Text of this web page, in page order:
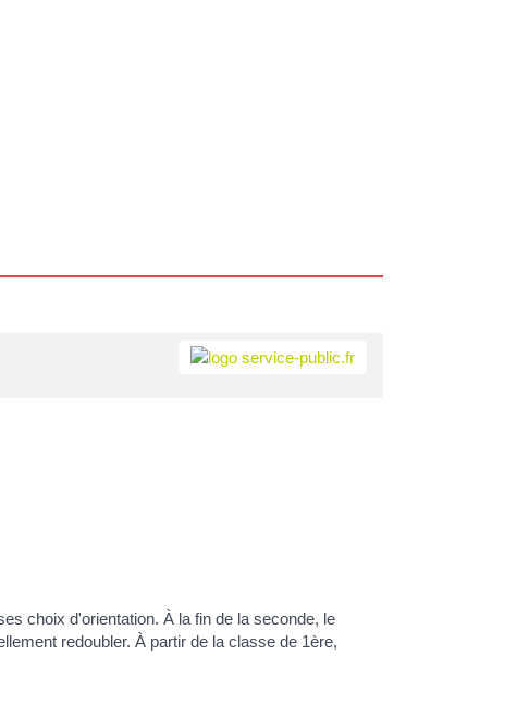
choix d'orientation. À la fin de la seconde, le
redoubler. À partir de la classe de 1ère,